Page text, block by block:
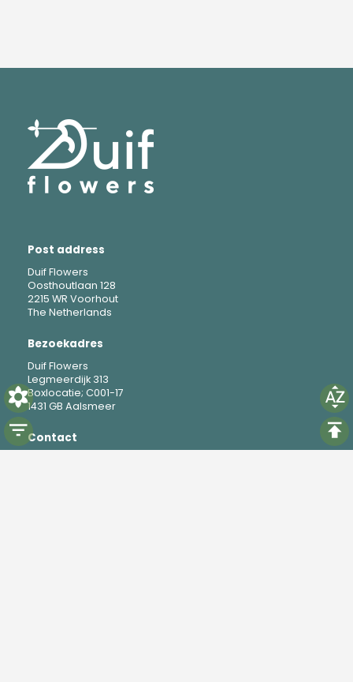
Post address
Duif Flowers
Oosthoutlaan 128
2215 WR Voorhout
The Netherlands
Bezoekadres
Duif Flowers
Legmeerdijk 313
Boxlocatie; C001-17
1431 GB Aalsmeer
Contact